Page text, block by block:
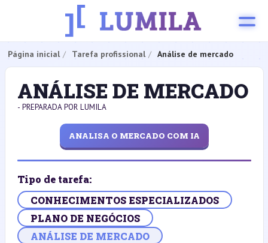
Página inicial Tarefa profissional Análise de mercado
ANÁLISE DE MERCADO
- PREPARADA POR LUMILA
ANALISA O MERCADO COM IA
Tipo de tarefa:
CONHECIMENTOS ESPECIALIZADOS
PLANO DE NEGÓCIOS
ANÁLISE DE MERCADO